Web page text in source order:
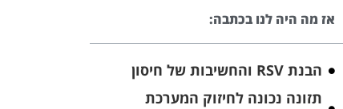
אז מה היה לנו בכתבה:
הבנת RSV והחשיבות של חיסון
תזונה נכונה לחיזוק המערכת